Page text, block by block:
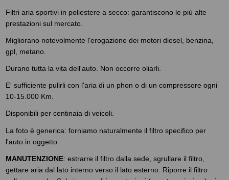
Filtri aria sportivi in poliestere a secco: garantiscono le più alte
prestazioni sul mercato.
Migliorano notevolmente l'erogazione dei motori diesel, benzina,
gpl, metano.
Durano tutta la vita dell'auto. Non occorre oliarli.
E' sufficiente pulirli con l'aria di un phon o di un compressore ogni
10-15.000 Km.
Disponibili per centinaia di veicoli.
La foto è generica: forniamo naturalmente il filtro specifico per
l'auto in oggetto
MANUTENZIONE: estrarre il filtro dalla sede, sgrullare il filtro,
gettare aria dal lato interno verso il lato esterno. Riporre il filtro